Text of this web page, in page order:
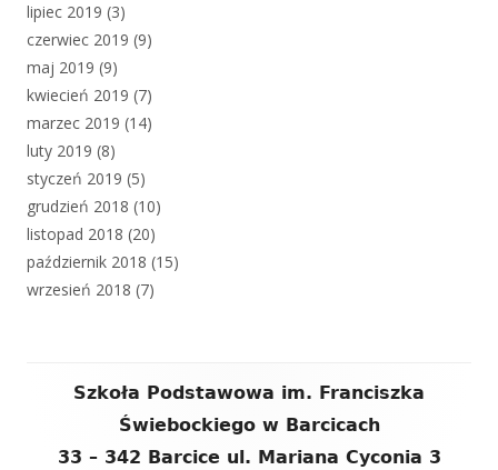
lipiec 2019 (3)
czerwiec 2019 (9)
maj 2019 (9)
kwiecień 2019 (7)
marzec 2019 (14)
luty 2019 (8)
styczeń 2019 (5)
grudzień 2018 (10)
listopad 2018 (20)
październik 2018 (15)
wrzesień 2018 (7)
Zawartość
Szkoła Podstawowa im. Franciszka
Świebockiego w Barcicach
33 – 342 Barcice ul. Mariana Cyconia 3